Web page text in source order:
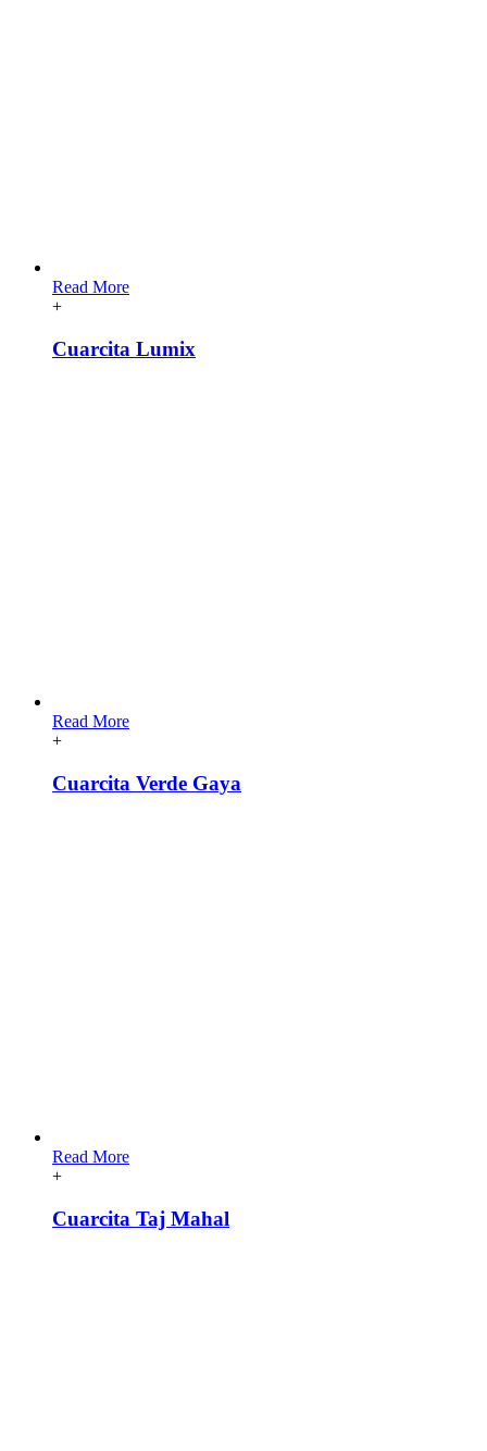
Read More
+
Cuarcita Lumix
Read More
+
Cuarcita Verde Gaya
Read More
+
Cuarcita Taj Mahal